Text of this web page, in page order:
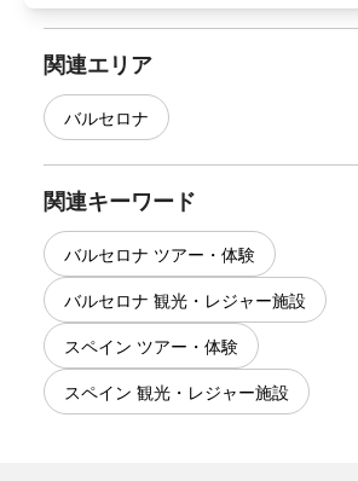
関連エリア
バルセロナ
関連キーワード
バルセロナ ツアー・体験
バルセロナ 観光・レジャー施設
スペイン ツアー・体験
スペイン 観光・レジャー施設